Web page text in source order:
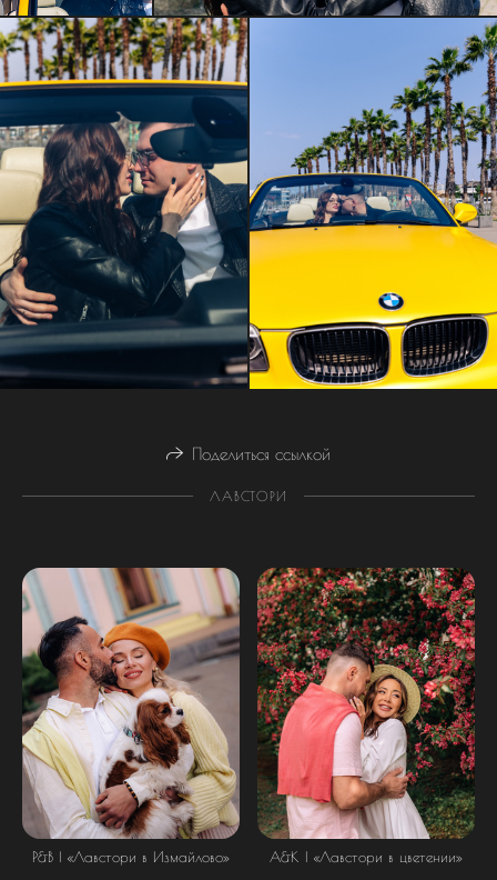
Поделиться ссылкой
ЛАВСТОРИ
Р&В | «Лавстори в Измайлово» А&К | «Лавстори в цветении»